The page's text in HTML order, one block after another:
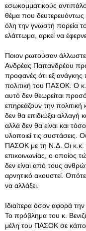
εσωκομματικούς
θέμα που
όλη την γνωστή πορεία
ελάττωμα, αρκεί να
Ποιον ρωτούσαν
Ανδρέας Παπανδρέου
προφανές ότι εξ
πολιτική του ΠΑΣΟΚ. Ο κ.
αυτό δεν θεωρείται
επηρεάζουν την πολιτική
δεν θα επιδιώξει αλλαγή
αλλά δεν θα είναι και
υλοποιεί τις συστάσεις.
ΠΑΣΟΚ με τη Ν.Δ. Οι κ.κ.
επικοινωνίας, ο οποίος
δεν είναι από τους
αρνητικό ακουστεί.
να αλλάξει.
Ιδιαίτερα όσον αφορά
Το πρόβλημα του κ.
μέλη του ΠΑΣΟΚ σε